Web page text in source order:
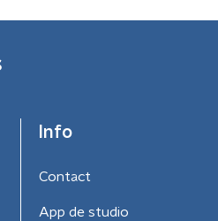
Info
Contact
App de studio